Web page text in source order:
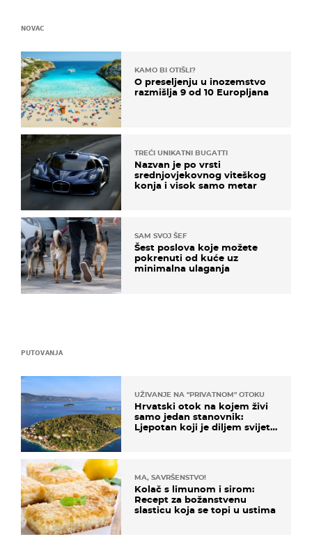
PUTOVANJA
UŽIVANJE NA "PRIVATNOM" OTOKU
Hrvatski otok na kojem živi
samo jedan stanovnik:
Ljepotan koji je diljem svijeta
MA, SAVRŠENSTVO!
Kolač s limunom i sirom:
Recept za božanstvenu
slasticu koja se topi u ustima
NOVAC
KAMO BI OTIŠLI?
O preseljenju u inozemstvo
razmišlja 9 od 10 Europljana
TREĆI UNIKATNI BUGATTI
Nazvan je po vrsti
srednjovjekovnog viteškog
konja i visok samo metar
SAM SVOJ ŠEF
Šest poslova koje možete
pokrenuti od kuće uz
minimalna ulaganja